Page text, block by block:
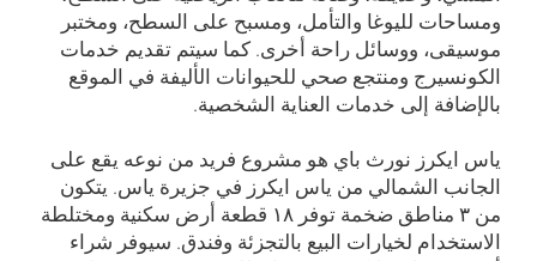
ومساحات لليوغا والتأمل، ومسبح على السطح، ومختبر
موسيقى، ووسائل راحة أخرى. كما سيتم تقديم خدمات
الكونسيرج ومنتجع صحي للحيوانات الأليفة في الموقع
بالإضافة إلى خدمات العناية الشخصية.
ياس ايكرز نورث باي هو مشروع فريد من نوعه يقع على
الجانب الشمالي من ياس ايكرز في جزيرة ياس. يتكون
من ۳ مناطق ضخمة توفر ۱۸ قطعة أرض سكنية ومختلطة
الاستخدام لخيارات البيع بالتجزئة وفندق. سيوفر شراء